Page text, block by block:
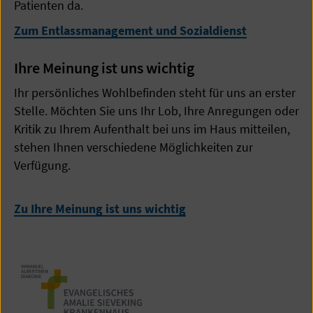
Patienten da.
Zum Entlassmanagement und Sozialdienst
Ihre Meinung ist uns wichtig
Ihr persönliches Wohlbefinden steht für uns an erster
Stelle. Möchten Sie uns Ihr Lob, Ihre Anregungen oder
Kritik zu Ihrem Aufenthalt bei uns im Haus mitteilen,
stehen Ihnen verschiedene Möglichkeiten zur
Verfügung.
Zu Ihre Meinung ist uns wichtig